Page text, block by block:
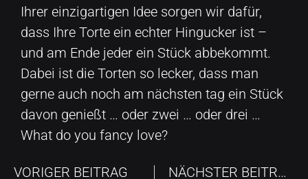
Ihrer einzigartigen Idee sorgen wir dafür,
dass Ihre Torte ein echter Hingucker ist –
und am Ende jeder ein Stück abbekommt.
Dabei ist die Torten so lecker, dass man
gerne auch noch am nächsten tag ein Stück
davon genießt … oder zwei … oder drei …
What do you fancy love?
VORIGER BEITRAG
NÄCHSTER BEITRAG